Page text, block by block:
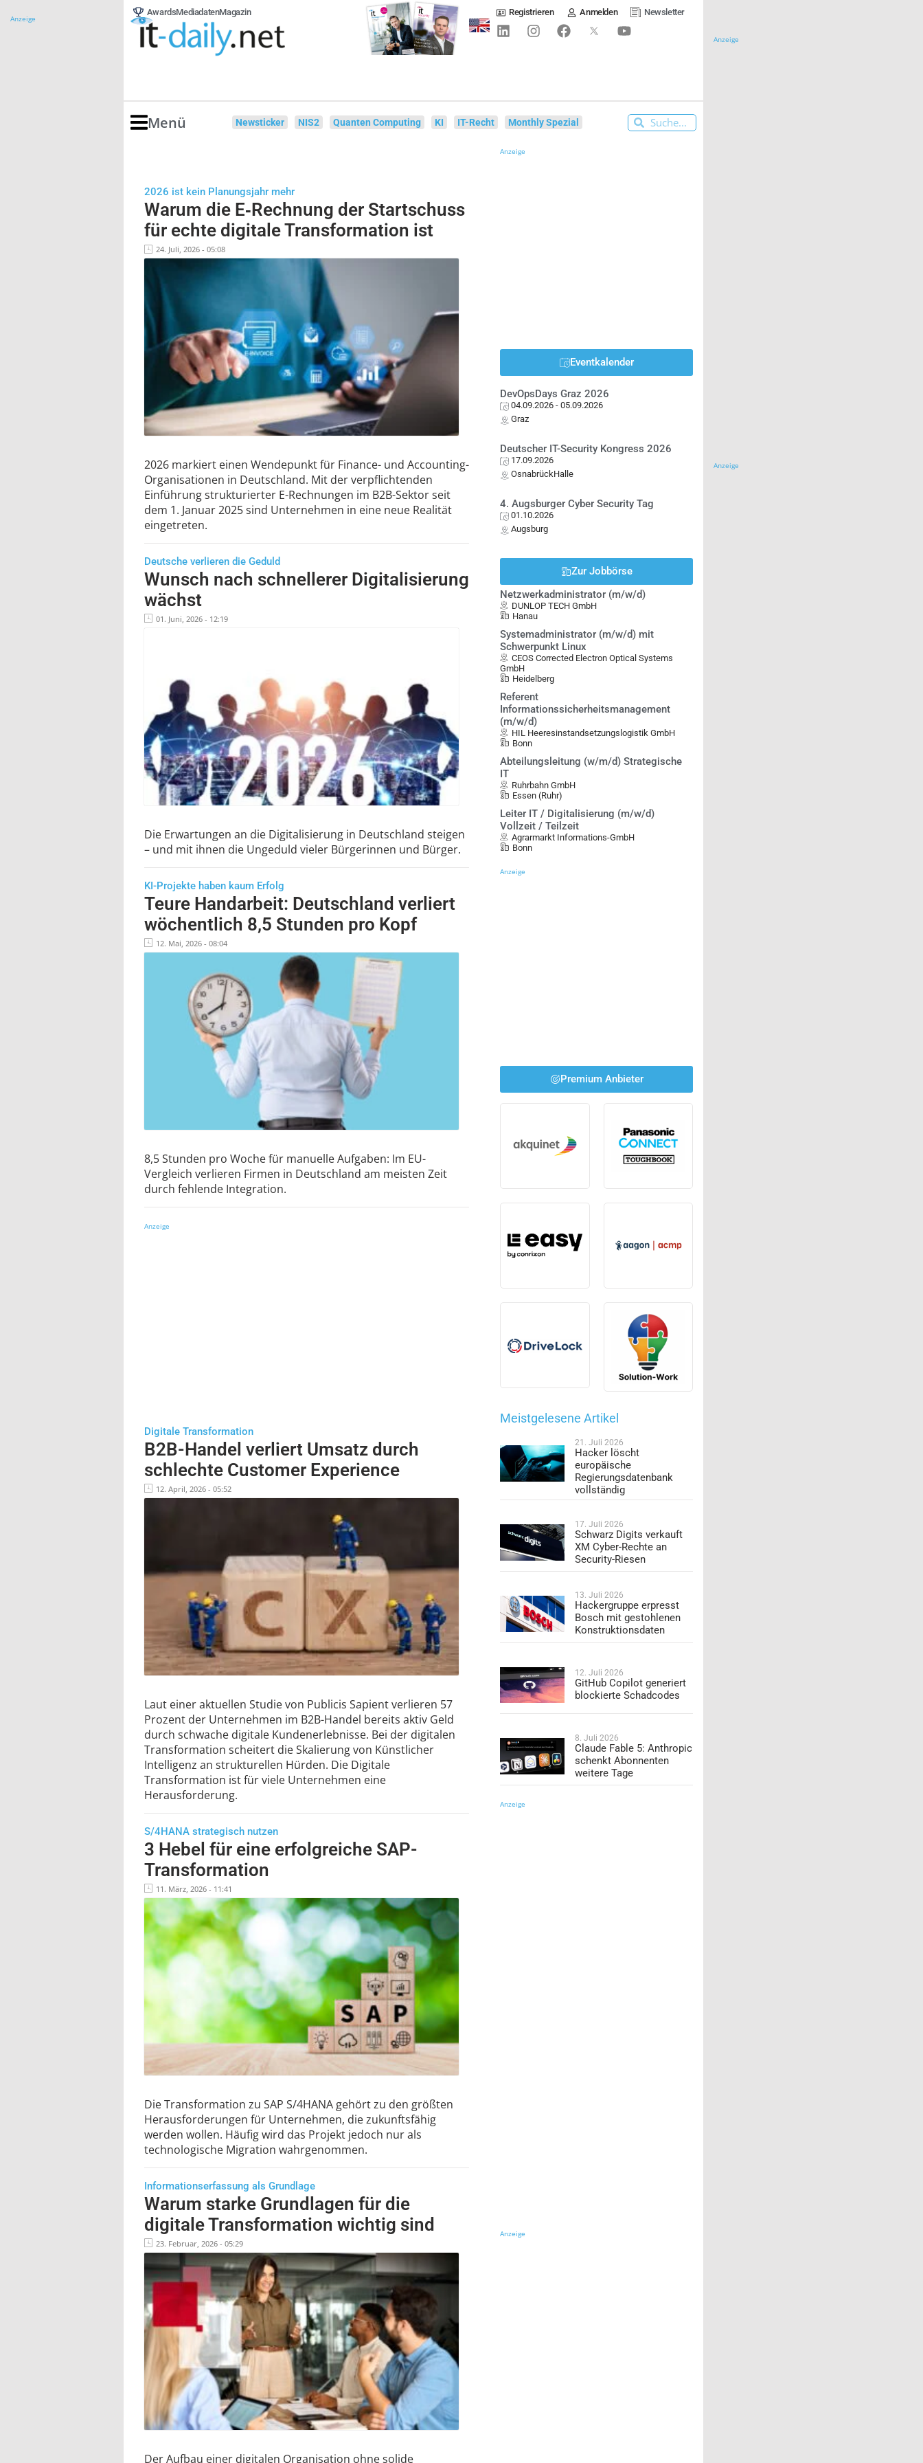
Anzeige
AwardsMediadatenMagazin Registrieren Anmelden Newsletter
Menü Newsticker NIS2 Quanten Computing KI IT-Recht Monthly Spezial
2026 ist kein Planungsjahr mehr
Warum die E‑Rechnung der Startschuss
für echte digitale Transformation ist
24. Juli, 2026 - 05:08
2026 markiert einen Wendepunkt für Finance- und Accounting-
Organisationen in Deutschland. Mit der verpflichtenden
Einführung strukturierter E-Rechnungen im B2B-Sektor seit
dem 1. Januar 2025 sind Unternehmen in eine neue Realität
eingetreten.
Deutsche verlieren die Geduld
Wunsch nach schnellerer Digitalisierung
wächst
01. Juni, 2026 - 12:19
Die Erwartungen an die Digitalisierung in Deutschland steigen
– und mit ihnen die Ungeduld vieler Bürgerinnen und Bürger.
KI-Projekte haben kaum Erfolg
Teure Handarbeit: Deutschland verliert
wöchentlich 8,5 Stunden pro Kopf
12. Mai, 2026 - 08:04
8,5 Stunden pro Woche für manuelle Aufgaben: Im EU-
Vergleich verlieren Firmen in Deutschland am meisten Zeit
durch fehlende Integration.
Anzeige
Digitale Transformation
B2B-Handel verliert Umsatz durch
schlechte Customer Experience
12. April, 2026 - 05:52
Laut einer aktuellen Studie von Publicis Sapient verlieren 57
Prozent der Unternehmen im B2B-Handel bereits aktiv Geld
durch schwache digitale Kundenerlebnisse. Bei der digitalen
Transformation scheitert die Skalierung von Künstlicher
Intelligenz an strukturellen Hürden. Die Digitale
Transformation ist für viele Unternehmen eine
Herausforderung.
S/4HANA strategisch nutzen
3 Hebel für eine erfolgreiche SAP-
Transformation
11. März, 2026 - 11:41
Die Transformation zu SAP S/4HANA gehört zu den größten
Herausforderungen für Unternehmen, die zukunftsfähig
werden wollen. Häufig wird das Projekt jedoch nur als
technologische Migration wahrgenommen.
Informationserfassung als Grundlage
Warum starke Grundlagen für die
digitale Transformation wichtig sind
23. Februar, 2026 - 05:29
Der Aufbau einer digitalen Organisation ohne solide
Anzeige
Eventkalender
DevOpsDays Graz 2026
04.09.2026 - 05.09.2026
Graz
Deutscher IT-Security Kongress 2026
17.09.2026
OsnabrückHalle
4. Augsburger Cyber Security Tag
01.10.2026
Augsburg
Zur Jobbörse
Netzwerkadministrator (m/w/d)
DUNLOP TECH GmbH
Hanau
Systemadministrator (m/w/d) mit
Schwerpunkt Linux
CEOS Corrected Electron Optical Systems
GmbH
Heidelberg
Referent
Informationssicherheitsmanagement
(m/w/d)
HIL Heeresinstandsetzungslogistik GmbH
Bonn
Abteilungsleitung (w/m/d) Strategische
IT
Ruhrbahn GmbH
Essen (Ruhr)
Leiter IT / Digitalisierung (m/w/d)
Vollzeit / Teilzeit
Agrarmarkt Informations-GmbH
Bonn
Anzeige
Premium Anbieter
Meistgelesene Artikel
21. Juli 2026
Hacker löscht
europäische
Regierungsdatenbank
vollständig
17. Juli 2026
Schwarz Digits verkauft
XM Cyber-Rechte an
Security-Riesen
13. Juli 2026
Hackergruppe erpresst
Bosch mit gestohlenen
Konstruktionsdaten
12. Juli 2026
GitHub Copilot generiert
blockierte Schadcodes
8. Juli 2026
Claude Fable 5: Anthropic
schenkt Abonnenten
weitere Tage
Anzeige
Anzeige
Anzeige
Anzeige